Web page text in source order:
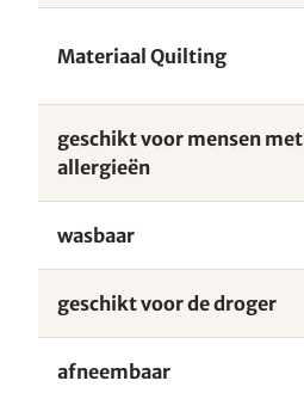
Materiaal Quilting
geschikt voor mensen met
allergieën
wasbaar
geschikt voor de droger
afneembaar